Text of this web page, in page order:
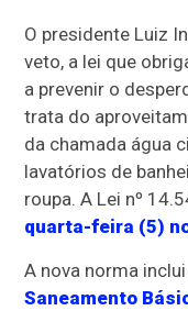
O presidente Luiz
veto, a lei que
a prevenir o
trata do
da chamada água
lavatórios de
roupa. A Lei nº
quarta-feira (5)
A nova norma
Saneamento